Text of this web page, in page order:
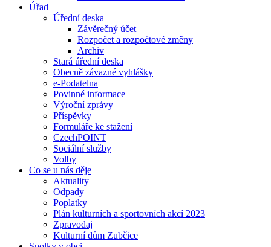
Úřad
Úřední deska
Závěrečný účet
Rozpočet a rozpočtové změny
Archiv
Stará úřední deska
Obecně závazné vyhlášky
e-Podatelna
Povinné informace
Výroční zprávy
Příspěvky
Formuláře ke stažení
CzechPOINT
Sociální služby
Volby
Co se u nás děje
Aktuality
Odpady
Poplatky
Plán kulturních a sportovních akcí 2023
Zpravodaj
Kulturní dům Zubčice